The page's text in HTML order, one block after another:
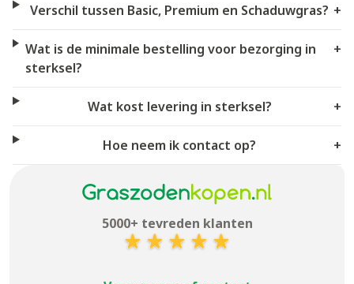
Verschil tussen Basic, Premium en Schaduwgras? +
Wat is de minimale bestelling voor bezorging in
sterksel?
+
Wat kost levering in sterksel? +
Hoe neem ik contact op? +
5000+ tevreden klanten